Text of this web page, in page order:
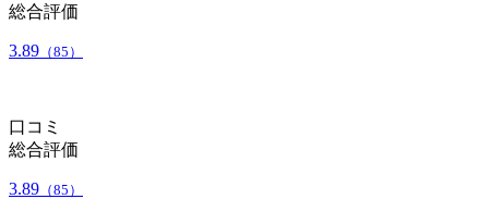
総合評価
3.89 （85）
口コミ
総合評価
3.89 （85）